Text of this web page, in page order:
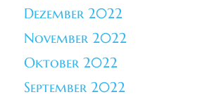
Dezember 2022
November 2022
Oktober 2022
September 2022